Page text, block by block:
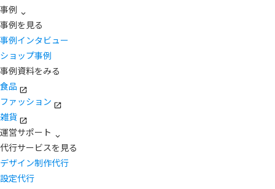
事例
事例を見る
事例インタビュー
ショップ事例
事例資料をみる
食品
ファッション
雑貨
運営サポート
代行サービスを見る
デザイン制作代行
設定代行